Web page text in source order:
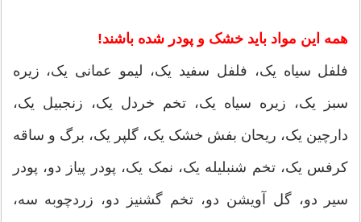
همه این مواد باید خشک و پودر شده باشند!
فلفل سیاه یک، فلفل سفید یک، لیمو عمانی یک، زیره
سبز یک، زیره سیاه یک، تخم خردل یک، زنجبیل یک،
دارچین یک، ریحان بفش خشک یک، گلپر یک، برگ و ساقه
کرفس یک، تخم شنبلیله یک، نمک یک، پودر پیاز دو، پودر
سیر دو، گل آویشن دو، تخم گشنیز دو، زردچوبه سه،